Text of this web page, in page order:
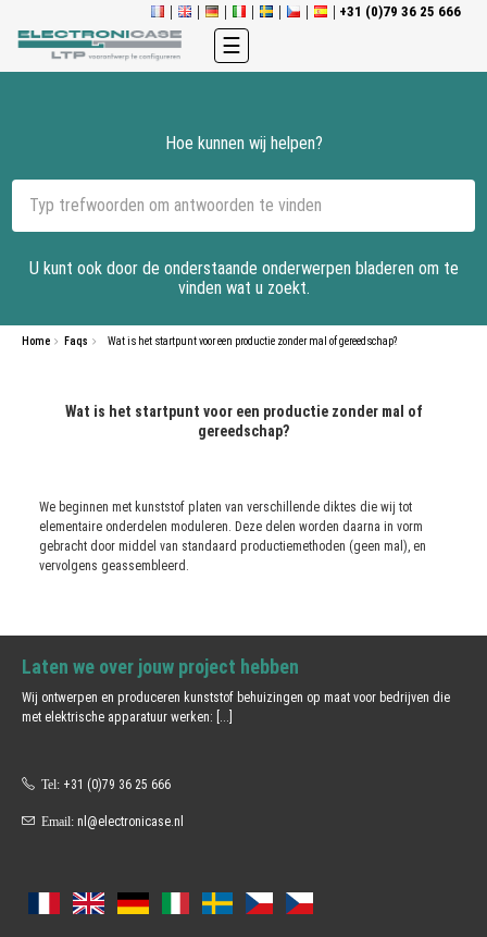
+31 (0)79 36 25 666
Toggle
navigation
☰
Hoe kunnen wij helpen?
U kunt ook door de onderstaande onderwerpen bladeren om te
vinden wat u zoekt.
Home Faqs Wat is het startpunt voor een productie zonder mal of gereedschap?
Wat is het startpunt voor een productie zonder mal of
gereedschap?
We beginnen met kunststof platen van verschillende diktes die wij tot
elementaire onderdelen moduleren. Deze delen worden daarna in vorm
gebracht door middel van standaard productiemethoden (geen mal), en
vervolgens geassembleerd.
Laten we over jouw project hebben
Wij ontwerpen en produceren kunststof behuizingen op maat voor bedrijven die
met elektrische apparatuur werken: [...]
Tel: +31 (0)79 36 25 666
Email: nl@electronicase.nl